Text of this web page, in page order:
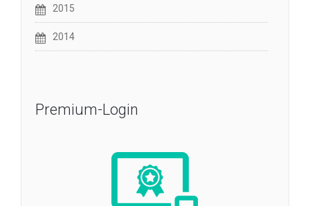
2015
2014
Premium-Login